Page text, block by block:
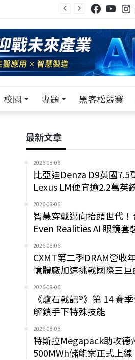
校園 專題 黑客松競賽
最新文章
2026-08-06
比亞迪Denza D9英國7.5
Lexus LM便宜逾2.2萬英
2026-08-06
智慧穿戴邁向抬頭世代
Even Realities AI 眼鏡套
2026-08-06
CXMT第二季DRAM營收
憶體廠加速挑戰國際三巨
2026-08-06
《爐石戰記®》第 14 賽
解鎖手下特殊技能
2026-08-06
特斯拉Megapack助攻
500MWh儲能案正式上線